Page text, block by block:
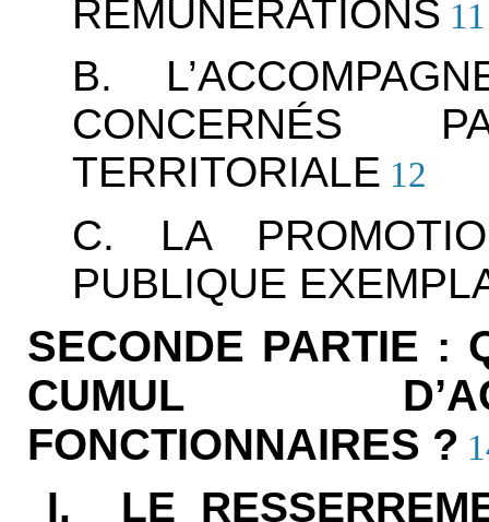
RÉMUNÉRATIONS 11
B.
CONCERNÉS
TERRITORIALE 12
C. LA
PUBLIQUE
SECONDE PARTIE :
CUMUL
FONCTIONNAIRES ?
I. LE